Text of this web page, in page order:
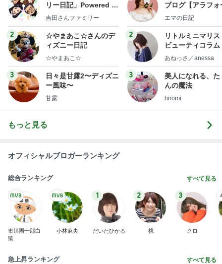
リー日記」Powered b
y Ameba 吉田さんファ
ログ
吉田さんファミリー
2
☆やまあこ☆さんのデ
ィズニー日記
☆やまあこ☆
3
日々是甘露2〜ディズニ
ー風味〜
甘露
ブログ【アラフォ
社売却セカンドラ
エマの日記
2
リトルミニマリス
ビューティコラ
little
あねっさ／anessa
3
美人になれる、た
んの魔法
hiromi
もっと見る
オフィシャルブロガーランキング
総合ランキング すべて見る
市川團十郎白
猿
小林麻央
1
だいたひかる
2
桃
3
クロ
急上昇ランキング すべて見る